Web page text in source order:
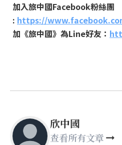
加入旅中國Facebook粉絲團
: https://
加《旅中國》為Line好友：
欣中國
查看所有文章